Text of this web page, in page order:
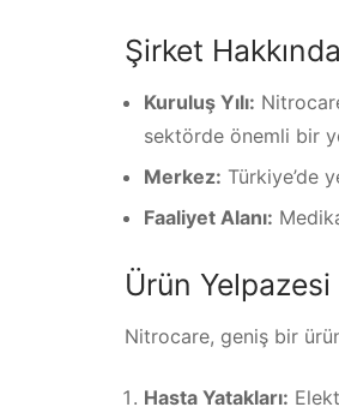
Şirket Hakkında
Kuruluş Yılı:
sektörde önemli bir
Merkez: Türkiye’de
Faaliyet Alanı:
Ürün Yelpazesi
Nitrocare, geniş bir
Hasta Yatakları: